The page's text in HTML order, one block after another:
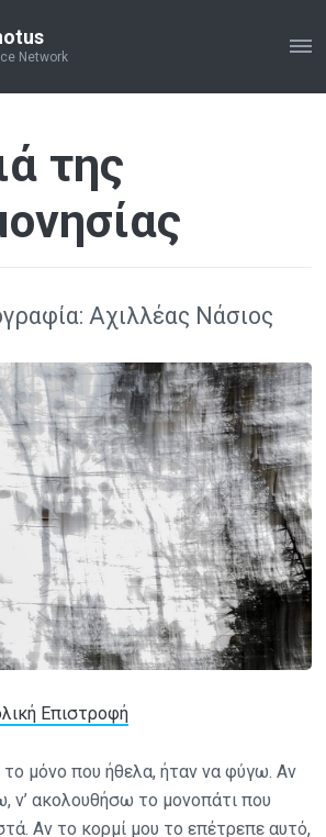
Network
της
Αχιλλέας Νάσιος
Επιστροφή
το μόνο που ήθελα, ήταν να φύγω. Αν
ν’ ακολουθήσω το μονοπάτι που
Αν το κορμί μου το επέτρεπε αυτό,